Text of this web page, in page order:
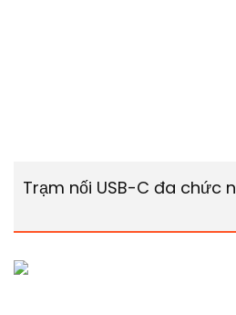
Trạm nối USB-C đa chức